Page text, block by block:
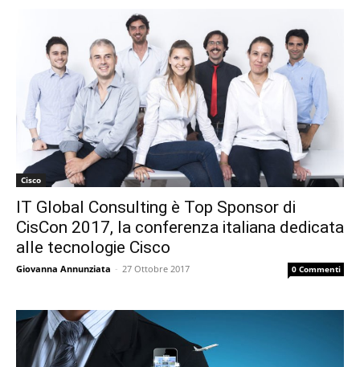
Cisco
IT Global Consulting è Top Sponsor di
CisCon 2017, la conferenza italiana dedicata
alle tecnologie Cisco
Giovanna Annunziata - 27 Ottobre 2017 0 Commenti